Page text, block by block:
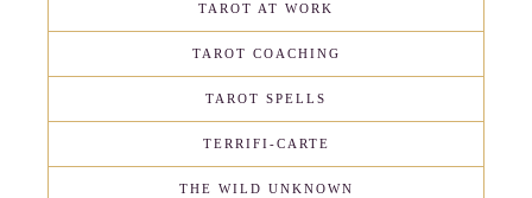
TAROT AT WORK
TAROT COACHING
TAROT SPELLS
TERRIFI-CARTE
THE WILD UNKNOWN